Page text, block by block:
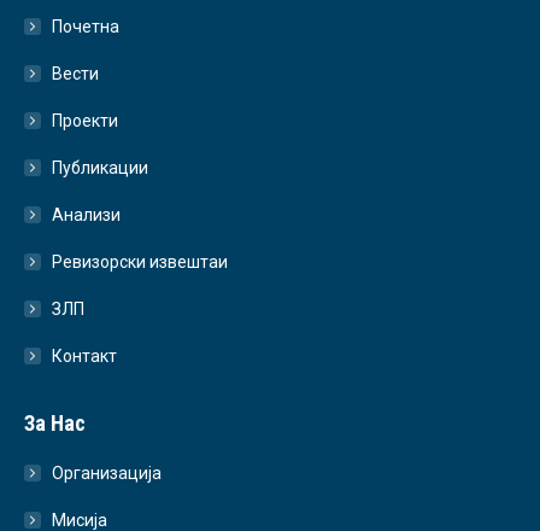
Почетна
Вести
Проекти
Публикации
Анализи
Ревизорски извештаи
ЗЛП
Контакт
За Нас
Организација
Мисија